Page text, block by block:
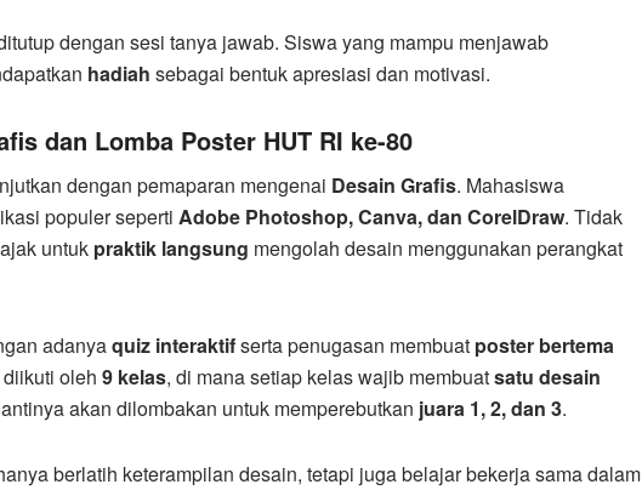
dengan sesi tanya jawab. Siswa yang mampu menjawab
hadiah sebagai bentuk apresiasi dan motivasi.
dan Lomba Poster HUT RI ke-80
dengan pemaparan mengenai Desain Grafis. Mahasiswa
populer seperti Adobe Photoshop, Canva, dan CorelDraw. Tidak
untuk praktik langsung mengolah desain menggunakan perangkat
adanyaquiz interaktifserta penugasan membuat poster bertema
oleh 9 kelas, di mana setiap kelas wajib membuatsatu desain
akan dilombakan untuk memperebutkan juara 1, 2, dan 3.
berlatih keterampilan desain, tetapi juga belajar bekerja sama dalam